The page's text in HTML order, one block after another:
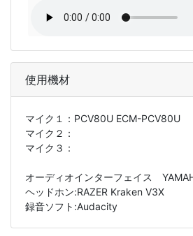
使用機材
マイク１： PCV80U ECM-PCV80U
マイク２：
マイク３：
オーディオインターフェイス
ヘッドホン:RAZER Kraken V3X
録音ソフト:Audacity